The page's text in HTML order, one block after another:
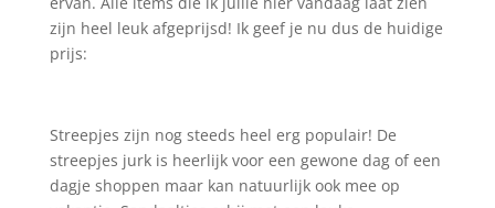
zijn heel leuk afgeprijsd! Ik geef je nu dus de huidige
prijs:
Streepjes zijn nog steeds heel erg populair! De
streepjes jurk is heerlijk voor een gewone dag of een
dagje shoppen maar kan natuurlijk ook mee op